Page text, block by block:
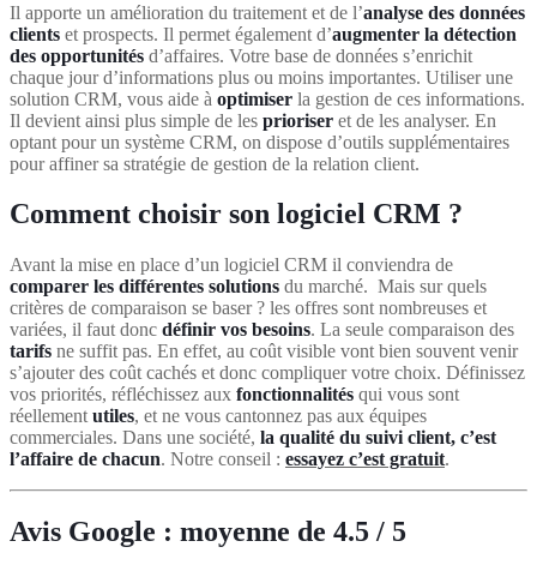
Il apporte un amélioration du traitement et de l’analyse des données
clients et prospects. Il permet également d’augmenter la détection
des opportunités d’affaires. Votre base de données s’enrichit
chaque jour d’informations plus ou moins importantes. Utiliser une
solution CRM, vous aide à optimiser la gestion de ces informations.
Il devient ainsi plus simple de les prioriser et de les analyser. En
optant pour un système CRM, on dispose d’outils supplémentaires
pour affiner sa stratégie de gestion de la relation client.
Comment choisir son logiciel CRM ?
Avant la mise en place d’un logiciel CRM il conviendra de
comparer les différentes solutions du marché. Mais sur quels
critères de comparaison se baser ? les offres sont nombreuses et
variées, il faut donc définir vos besoins. La seule comparaison des
tarifs ne suffit pas. En effet, au coût visible vont bien souvent venir
s’ajouter des coût cachés et donc compliquer votre choix. Définissez
vos priorités, réfléchissez aux fonctionnalités qui vous sont
réellement utiles, et ne vous cantonnez pas aux équipes
commerciales. Dans une société, la qualité du suivi client, c’est
l’affaire de chacun. Notre conseil : essayez c’est gratuit.
Avis Google : moyenne de 4.5 / 5